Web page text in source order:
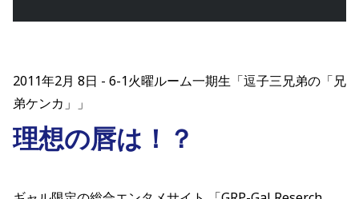
2011年2月 8日
6-1火曜ルーム一期生「逗子三兄弟の「兄
弟ケンカ」」
理想の唇は！？